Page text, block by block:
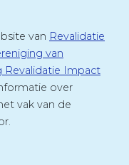
van Revalidatie
van
Revalidatie Impact
over
vak van de